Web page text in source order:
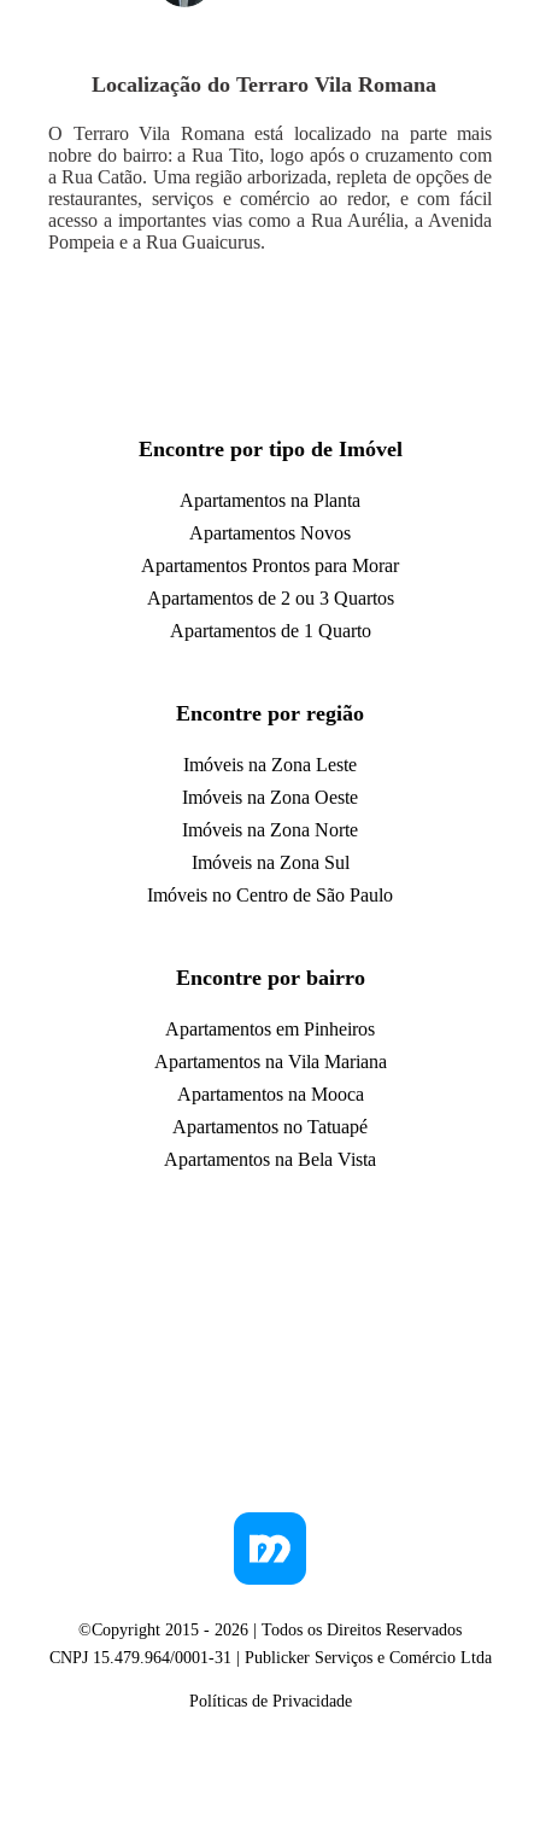
Localização do Terraro Vila Romana
O Terraro Vila Romana está localizado na parte mais
nobre do bairro: a Rua Tito, logo após o cruzamento com
a Rua Catão. Uma região arborizada, repleta de opções de
restaurantes, serviços e comércio ao redor, e com fácil
acesso a importantes vias como a Rua Aurélia, a Avenida
Pompeia e a Rua Guaicurus.
Encontre por tipo de Imóvel
Apartamentos na Planta
Apartamentos Novos
Apartamentos Prontos para Morar
Apartamentos de 2 ou 3 Quartos
Apartamentos de 1 Quarto
Encontre por região
Imóveis na Zona Leste
Imóveis na Zona Oeste
Imóveis na Zona Norte
Imóveis na Zona Sul
Imóveis no Centro de São Paulo
Encontre por bairro
Apartamentos em Pinheiros
Apartamentos na Vila Mariana
Apartamentos na Mooca
Apartamentos no Tatuapé
Apartamentos na Bela Vista
©Copyright 2015 - 2026 | Todos os Direitos Reservados
CNPJ 15.479.964/0001-31 | Publicker Serviços e Comércio Ltda
Políticas de Privacidade